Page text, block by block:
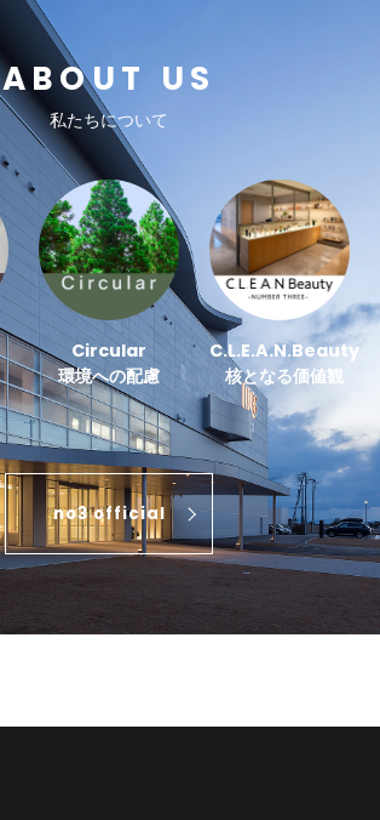
ABOUT US
私たちについて
Circular
環境への配慮
C.L.E.A.N.Beauty
核となる価値観
no3 official